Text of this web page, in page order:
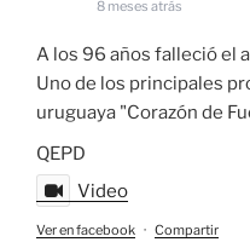
8 meses atrás
A los 96 años falleció el
Uno de los principales
uruguaya "Corazón de
QEPD
Video
Ver en facebook · Compartir